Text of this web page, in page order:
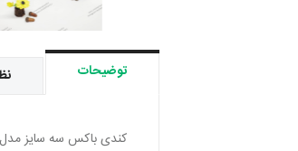
توضیحات
کندی باکس سه سایز